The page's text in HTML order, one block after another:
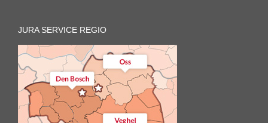
JURA SERVICE REGIO